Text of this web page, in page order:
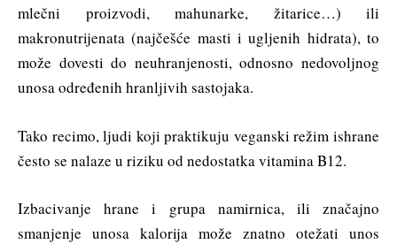
mlečni proizvodi, mahunarke, žitarice…) ili
makronutrijenata (najčešće masti i ugljenih hidrata), to
može dovesti do neuhranjenosti, odnosno nedovoljnog
unosa određenih hranljivih sastojaka.
Tako recimo, ljudi koji praktikuju veganski režim ishrane
često se nalaze u riziku od nedostatka vitamina B12.
Izbacivanje hrane i grupa namirnica, ili značajno
smanjenje unosa kalorija može znatno otežati unos